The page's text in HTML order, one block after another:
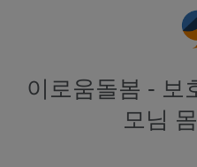
이로움돌봄 - 보
모님